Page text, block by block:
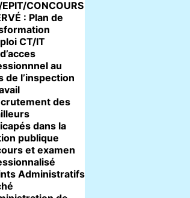
CONCOURS
: Plan de
CT/IT
au
de l’inspection
des
dans la
publique
et examen
Administratifs